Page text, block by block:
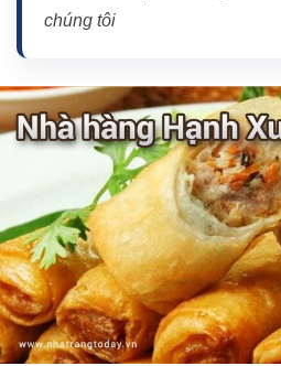
chúng tôi